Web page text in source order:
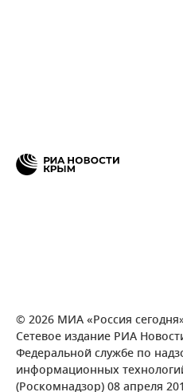
© 2026 МИА «Россия
Сетевое издание РИА
Федеральной службе по
информационных
(Роскомнадзор) 08 апреля